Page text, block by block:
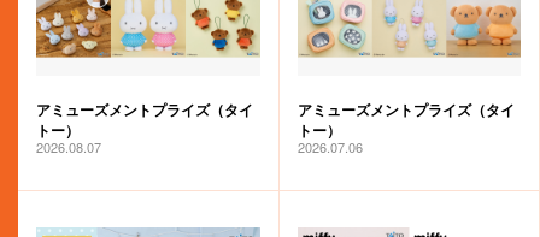
アミューズメントプライズ（タイ
トー）
2026.08.07
アミューズメントプライズ（タイ
トー）
2026.07.06